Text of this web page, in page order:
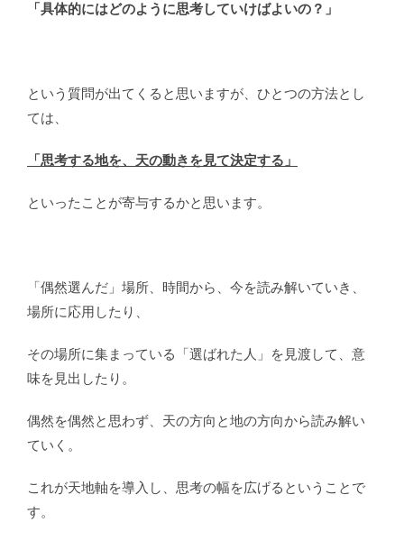
「具体的にはどのように思考していけばよいの？」
という質問が出てくると思いますが、ひとつの方法とし
ては、
「思考する地を、天の動きを見て決定する」
といったことが寄与するかと思います。
「偶然選んだ」場所、時間から、今を読み解いていき、
場所に応用したり、
その場所に集まっている「選ばれた人」を見渡して、意
味を見出したり。
偶然を偶然と思わず、天の方向と地の方向から読み解い
ていく。
これが天地軸を導入し、思考の幅を広げるということで
す。